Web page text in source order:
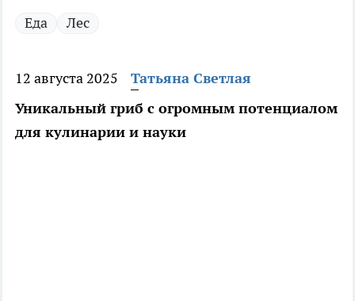
Еда Лес
12 августа 2025
Татьяна Светлая
Уникальный гриб с огромным потенциалом
для кулинарии и науки